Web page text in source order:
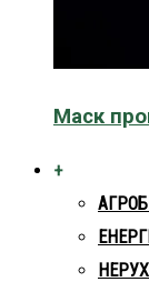
Маск
+